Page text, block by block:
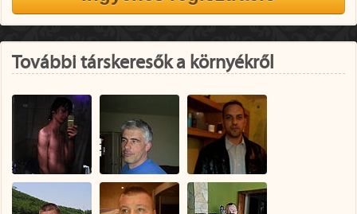
További társkeresők a környékről